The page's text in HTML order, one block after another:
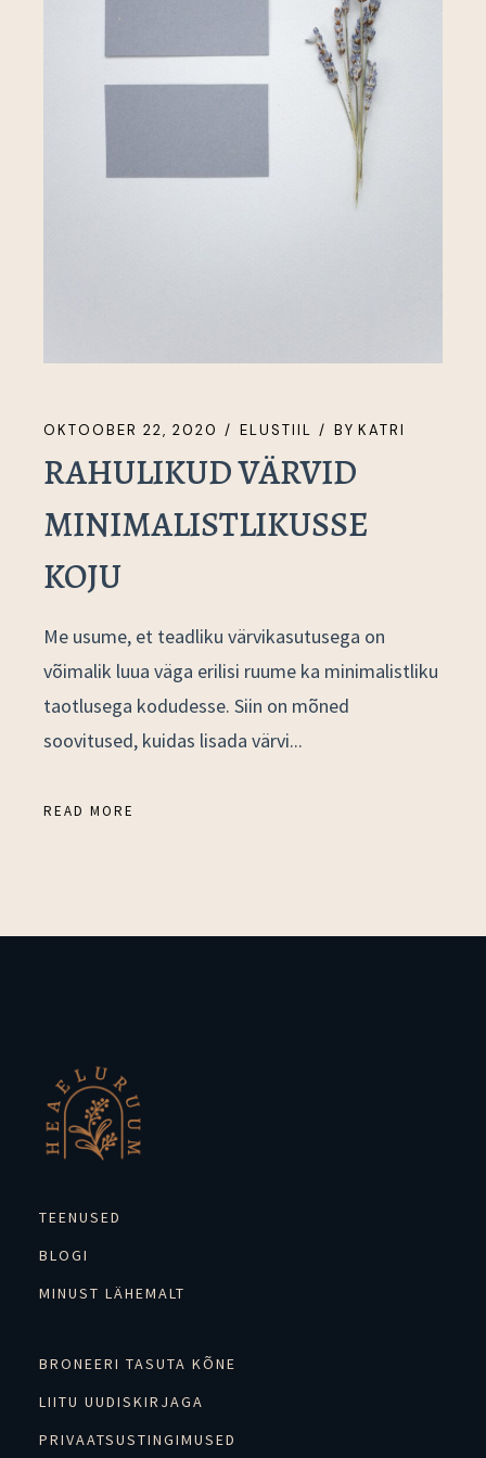
OKTOOBER 22, 2020 ELUSTIIL BY KATRI
RAHULIKUD VÄRVID
MINIMALISTLIKUSSE
KOJU
Me usume, et teadliku värvikasutusega on
võimalik luua väga erilisi ruume ka minimalistliku
taotlusega kodudesse. Siin on mõned
soovitused, kuidas lisada värvi...
READ MORE
TEENUSED
BLOGI
MINUST LÄHEMALT
BRONEERI TASUTA KÕNE
LIITU UUDISKIRJAGA
PRIVAATSUSTINGIMUSED